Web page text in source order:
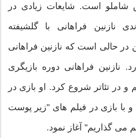
است. شایعات زیادی در
نازنین فراهانی با گلشیفته
در حالی است که نازنین فراهانی
نازنین فراهانی دوره بازیگری
و در تئاتر شروع کرد. او بازی در
سینما را از سال 1379 و با بازی در فیلم های "زیر پوست
می گذاریم" آغاز نمود.